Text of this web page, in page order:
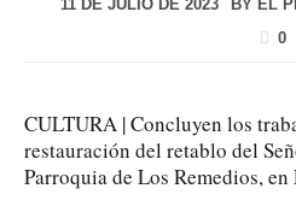
11 DE JULIO DE 2023 BY EL
0
CULTURA | Concluyen los
restauración del retablo del
Parroquia de Los Remedios,